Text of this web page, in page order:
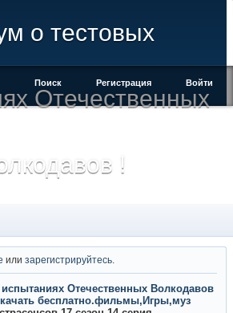
о тестовых
Отечественных
!
Поиск Регистрация Войти
илизарегистрируйтесь
Отечественных Волкодавов
бесплатно.фильмы,Игры,муз